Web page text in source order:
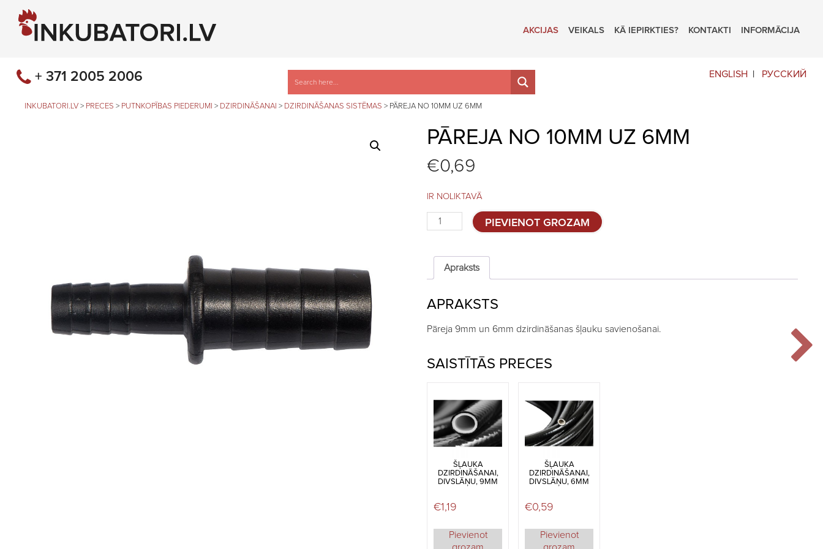
AKCIJAS VEIKALS KĀ IEPIRKTIES? KONTAKTI INFORMĀCIJA
ENGLISH РУССКИЙ
+ 371 2005 2006
INKUBATORI.LV > PRECES > PUTNKOPĪBAS PIEDERUMI > DZIRDINĀŠANAI > DZIRDINĀŠANAS SISTĒMAS > PĀREJA NO 10MM UZ 6MM
PĀREJA NO 10MM UZ 6MM
€0,69
IR NOLIKTAVĀ
Pāreja
no
uz
6mm
quantity
PIEVIENOT GROZAM
Apraksts
APRAKSTS
Pāreja 9mm un 6mm dzirdināšanas šļauku savienošanai.
SAISTĪTĀS PRECES
ŠĻAUKA
DZIRDINĀŠANAI,
DIVSLĀŅU, 9MM
€1,19
Pievienot
grozam
ŠĻAUKA
DZIRDINĀŠANAI,
DIVSLĀŅU, 6MM
€0,59
Pievienot
grozam